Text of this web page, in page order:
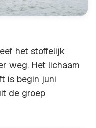
het stoffelijk
weg. Het lichaam
is begin juni
de groep